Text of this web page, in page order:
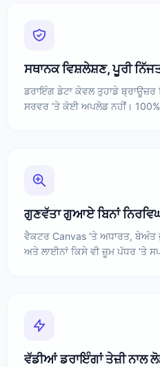
ਸਥਾਨਕ ਵਿਸ਼ਲੇਸ਼ਣ, ਪੂਰੀ
ਡਰਾਇੰਗ ਡੇਟਾ ਕੇਵਲ ਤੁਹਾਡੇ ਬ੍ਰਾਊਜ਼ਰ
ਸਰਵਰ 'ਤੇ ਕੋਈ ਅਪਲੋਡ ਨਹੀਂ। 100%
ਗੁਣਵੱਤਾ ਗੁਆਏ ਬਿਨਾਂ
ਵੈਕਟਰ Canvas 'ਤੇ ਅਧਾਰਤ,
ਅਤੇ ਲਾਈਨਾਂ ਕਿਸੇ ਵੀ ਜ਼ੂਮ ਪੱਧਰ 'ਤੇ
ਵੱਡੀਆਂ ਡਰਾਇੰਗਾਂ ਤੇਜ਼ੀ ਨਾਲ